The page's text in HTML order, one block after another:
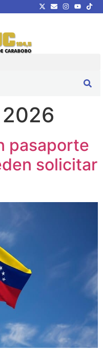
pasaporte
solicitar